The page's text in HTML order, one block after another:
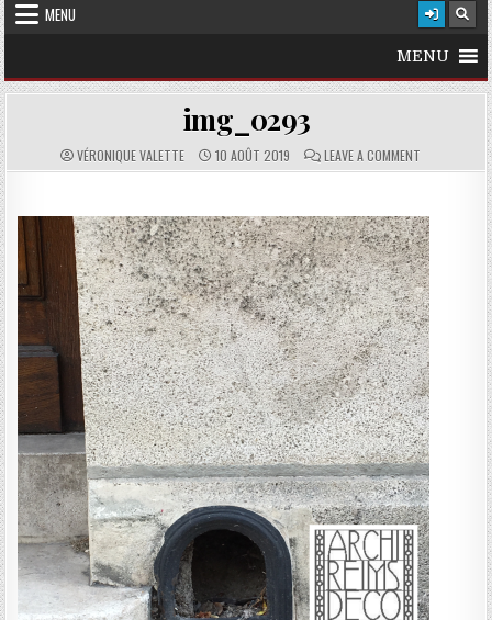
MENU
MENU
img_0293
AUTHOR:
VÉRONIQUE VALETTE PUBLISHED DATE:
10 AOÛT 2019 COMMENTS:
LEAVE A COMMENT ON IMG_0293